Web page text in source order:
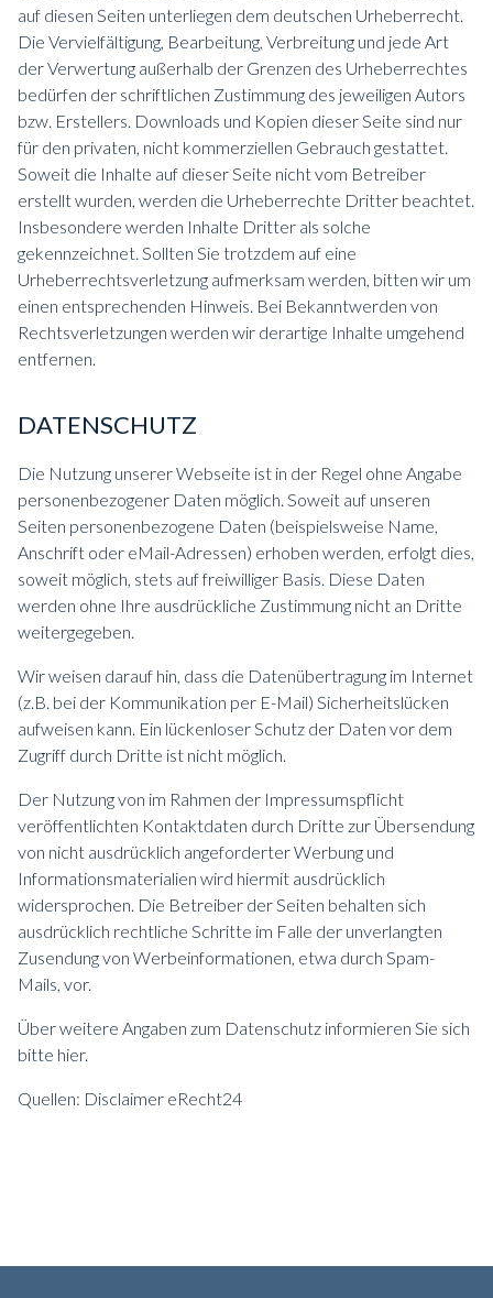
auf diesen Seiten unterliegen dem deutschen Urheberrecht.
Die Vervielfältigung, Bearbeitung, Verbreitung und jede Art
der Verwertung außerhalb der Grenzen des Urheberrechtes
bedürfen der schriftlichen Zustimmung des jeweiligen Autors
bzw. Erstellers. Downloads und Kopien dieser Seite sind nur
für den privaten, nicht kommerziellen Gebrauch gestattet.
Soweit die Inhalte auf dieser Seite nicht vom Betreiber
erstellt wurden, werden die Urheberrechte Dritter beachtet.
Insbesondere werden Inhalte Dritter als solche
gekennzeichnet. Sollten Sie trotzdem auf eine
Urheberrechtsverletzung aufmerksam werden, bitten wir um
einen entsprechenden Hinweis. Bei Bekanntwerden von
Rechtsverletzungen werden wir derartige Inhalte umgehend
entfernen.
DATENSCHUTZ
Die Nutzung unserer Webseite ist in der Regel ohne Angabe
personenbezogener Daten möglich. Soweit auf unseren
Seiten personenbezogene Daten (beispielsweise Name,
Anschrift oder eMail-Adressen) erhoben werden, erfolgt dies,
soweit möglich, stets auf freiwilliger Basis. Diese Daten
werden ohne Ihre ausdrückliche Zustimmung nicht an Dritte
weitergegeben.
Wir weisen darauf hin, dass die Datenübertragung im Internet
(z.B. bei der Kommunikation per E-Mail) Sicherheitslücken
aufweisen kann. Ein lückenloser Schutz der Daten vor dem
Zugriff durch Dritte ist nicht möglich.
Der Nutzung von im Rahmen der Impressumspflicht
veröffentlichten Kontaktdaten durch Dritte zur Übersendung
von nicht ausdrücklich angeforderter Werbung und
Informationsmaterialien wird hiermit ausdrücklich
widersprochen. Die Betreiber der Seiten behalten sich
ausdrücklich rechtliche Schritte im Falle der unverlangten
Zusendung von Werbeinformationen, etwa durch Spam-
Mails, vor.
Über weitere Angaben zum Datenschutz informieren Sie sich
bitte hier.
Quellen: Disclaimer eRecht24